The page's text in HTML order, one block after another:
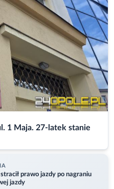
1 Maja. 27-latek stanie
prawo jazdy po nagraniu
jazdy